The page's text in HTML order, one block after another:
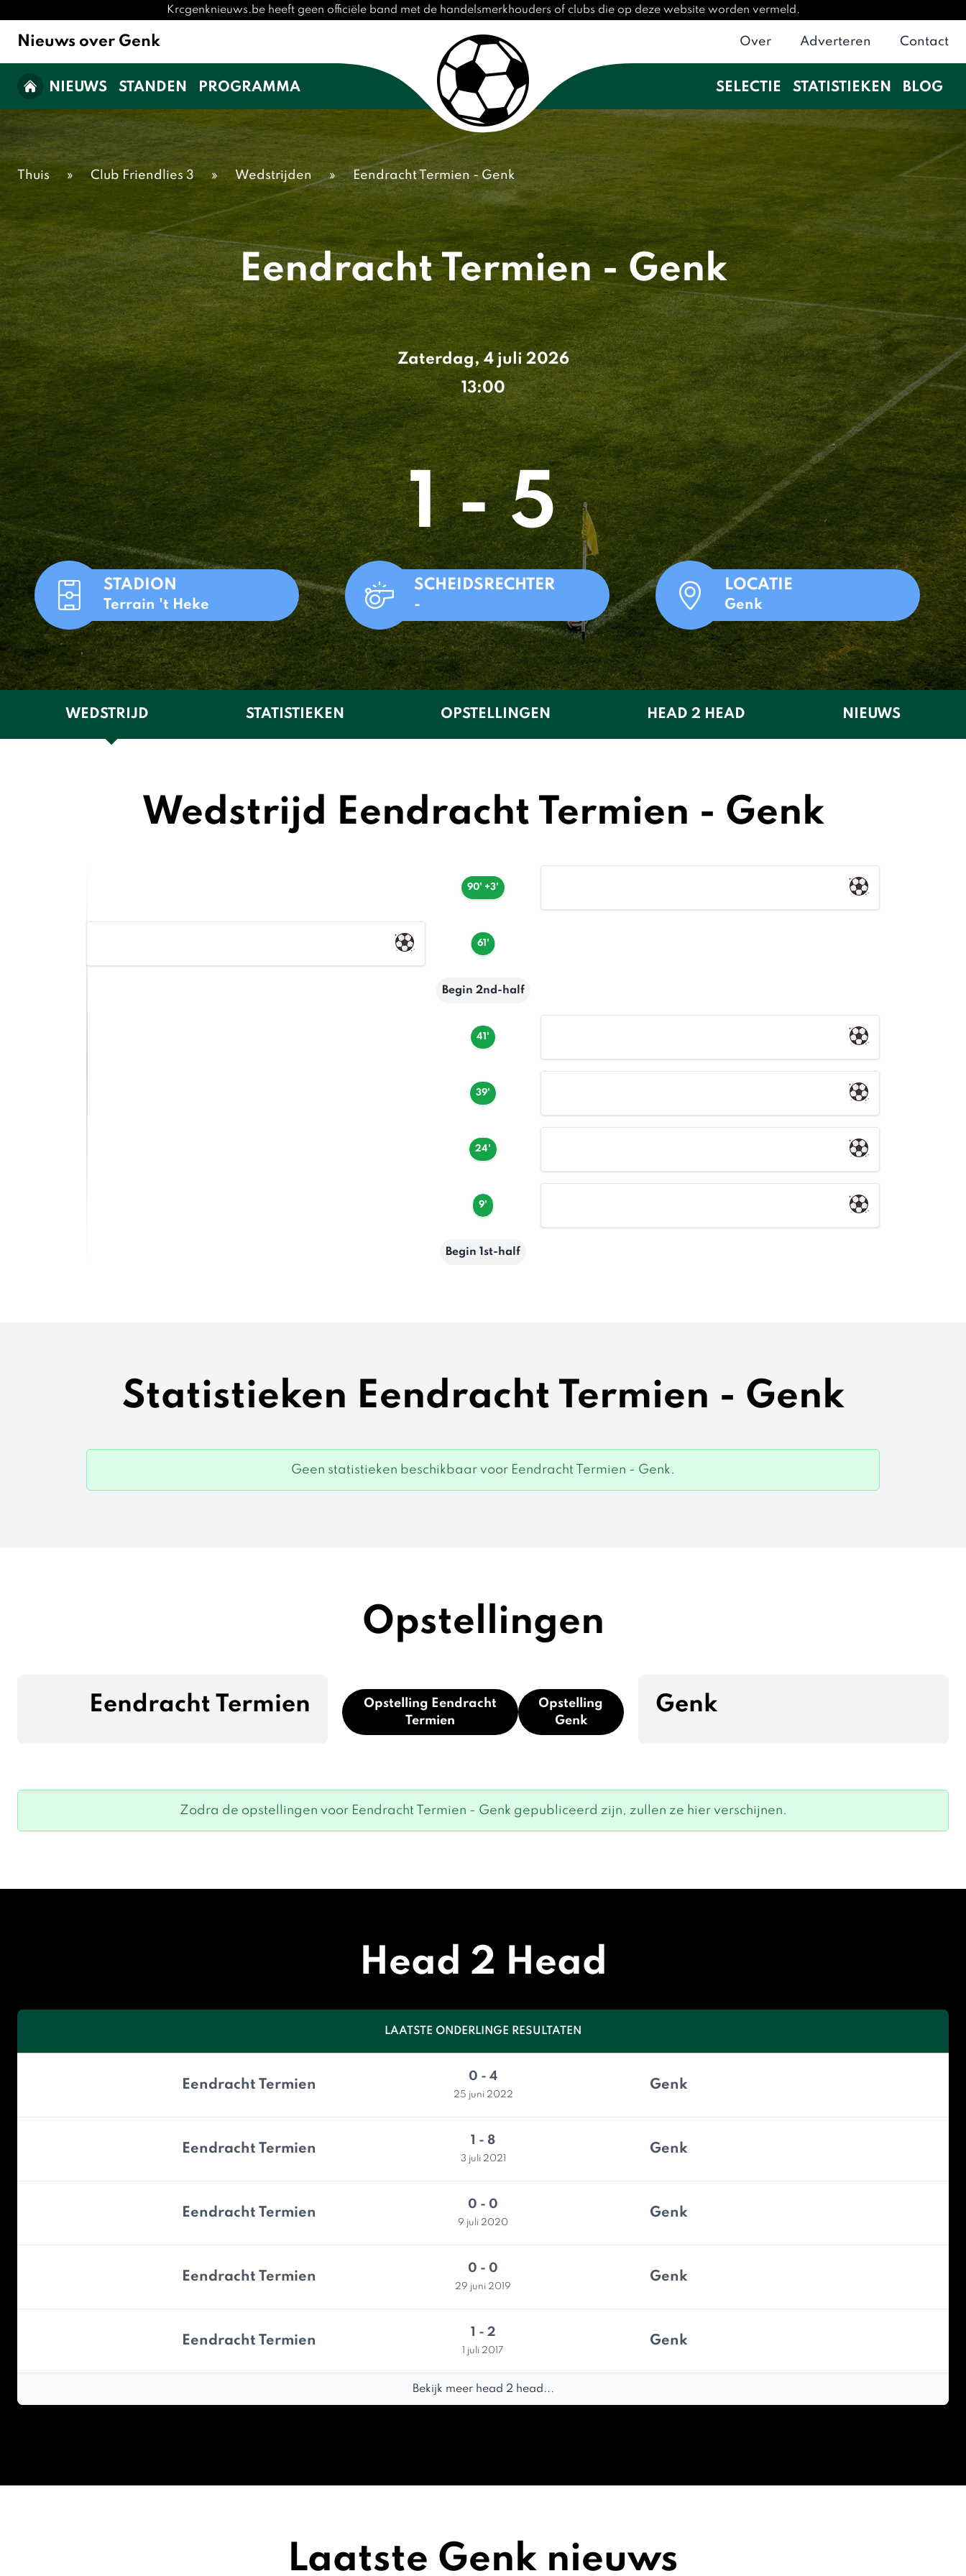
Krcgenknieuws.be heeft geen officiële band met de handelsmerkhouders of clubs die op deze website worden vermeld.
Nieuws over Genk Over Adverteren Contact
NIEUWS STANDEN PROGRAMMA SELECTIE STATISTIEKEN BLOG
Thuis » Club Friendlies 3 » Wedstrijden » Eendracht Termien - Genk
Eendracht Termien - Genk
Zaterdag, 4 juli 2026
13:00
1 - 5
STADION
Terrain 't Heke
SCHEIDSRECHTER
-
LOCATIE
Genk
WEDSTRIJD STATISTIEKEN OPSTELLINGEN HEAD 2 HEAD NIEUWS
Wedstrijd Eendracht Termien - Genk
90' +3'
61'
Begin 2nd-half
41'
39'
24'
9'
Begin 1st-half
Statistieken Eendracht Termien - Genk
Geen statistieken beschikbaar voor Eendracht Termien - Genk.
Opstellingen
Eendracht Termien
Opstelling Eendracht
Termien
Opstelling
Genk
Genk
Zodra de opstellingen voor Eendracht Termien - Genk gepubliceerd zijn, zullen ze hier verschijnen.
Head 2 Head
LAATSTE ONDERLINGE RESULTATEN
Eendracht Termien
0 - 4
25 juni 2022
Genk
Eendracht Termien
1 - 8
3 juli 2021
Genk
Eendracht Termien
0 - 0
9 juli 2020
Genk
Eendracht Termien
0 - 0
29 juni 2019
Genk
Eendracht Termien
1 - 2
1 juli 2017
Genk
Bekijk meer head 2 head...
Laatste Genk nieuws